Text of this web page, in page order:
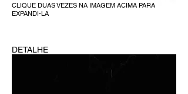
CLIQUE DUAS VEZES NA IMAGEM ACIMA PARA
EXPANDI-LA
DETALHE